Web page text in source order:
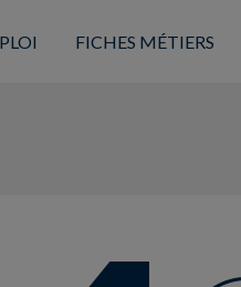
FICHES MÉTIERS